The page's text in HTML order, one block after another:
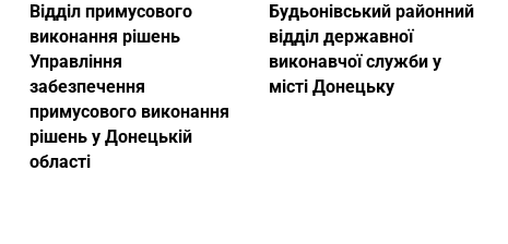
Відділ примусового
виконання рішень
Управління
забезпечення
примусового виконання
рішень у Донецькій
області
Будьонівський районний
відділ державної
виконавчої служби у
місті Донецьку